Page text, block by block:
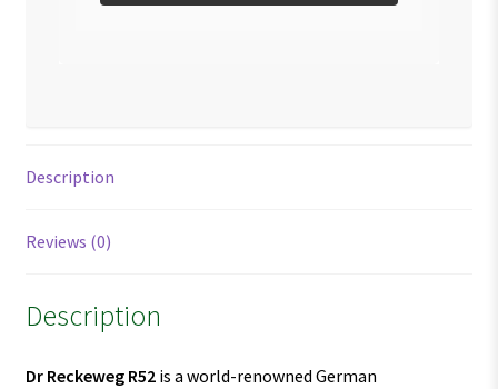
Description
Reviews (0)
Description
Dr Reckeweg R52is a world-renowned German